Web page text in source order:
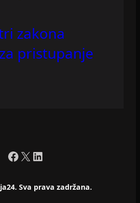
zakona
pristupanje
Facebook
X LinkedIn
Sva prava zadržana.